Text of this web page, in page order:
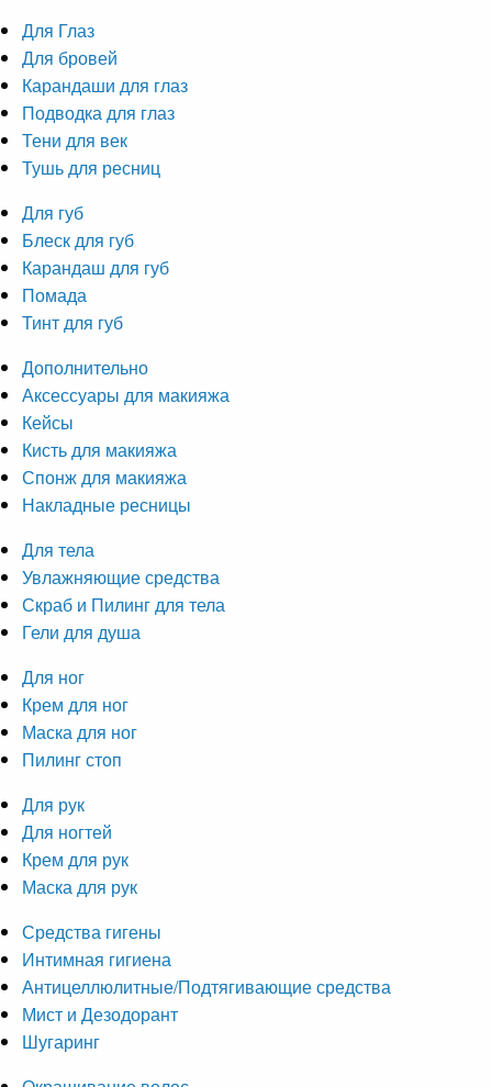
Для Глаз
Для бровей
Карандаши для глаз
Подводка для глаз
Тени для век
Тушь для ресниц
Для губ
Блеск для губ
Карандаш для губ
Помада
Тинт для губ
Дополнительно
Аксессуары для макияжа
Кейсы
Кисть для макияжа
Спонж для макияжа
Накладные ресницы
Для тела
Увлажняющие средства
Скраб и Пилинг для тела
Гели для душа
Для ног
Крем для ног
Маска для ног
Пилинг стоп
Для рук
Для ногтей
Крем для рук
Маска для рук
Средства гигены
Интимная гигиена
Антицеллюлитные/Подтягивающие средства
Мист и Дезодорант
Шугаринг